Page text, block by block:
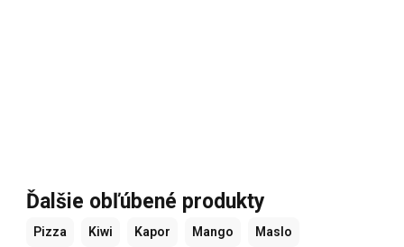
Ďalšie obľúbené produkty
Pizza Kiwi Kapor Mango Maslo